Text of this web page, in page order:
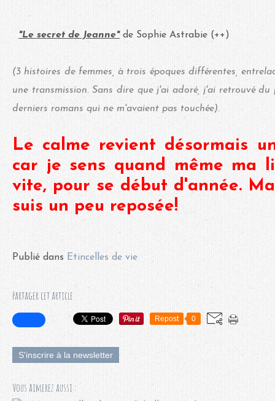
"Le secret de Jeanne"de Sophie Astrabie (++)
(3 histoires de femmes, à trois époques différentes,
une transmission. Sans dire que j'ai adoré, j'ai retrouvé
derniers romans qui ne m'avaient pas touchée).
Le calme revient désormais
car je sens quand même ma
vite, pour se début d'année.
suis un peu reposée!
Publié dans Etincelles de vie
Partager cet article
Repost 0
S'inscrire à la newsletter
Vous aimerez aussi :